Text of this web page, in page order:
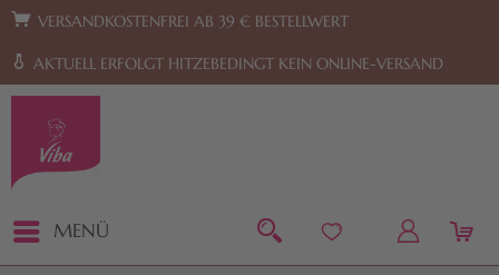
Zur Hauptnavigation springen Zum Footer springen
VERSANDKOSTENFREI AB 39 € BESTELLWERT
AKTUELL ERFOLGT HITZEBEDINGT KEIN ONLINE-VERSAND
MENÜ